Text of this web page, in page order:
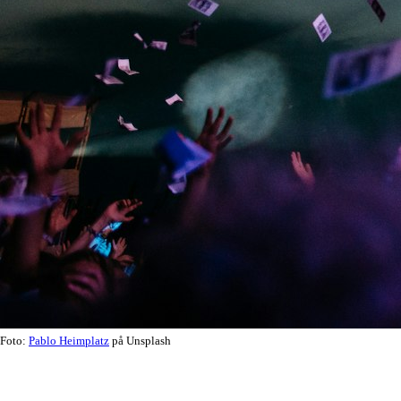
Foto: Pablo Heimplatz på Unsplash